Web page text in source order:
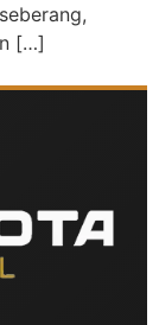
[…]